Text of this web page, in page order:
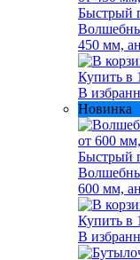
Быстрый
450 мм,
Купить в
В
Новинка
Быстрый
600 мм,
Купить в
В